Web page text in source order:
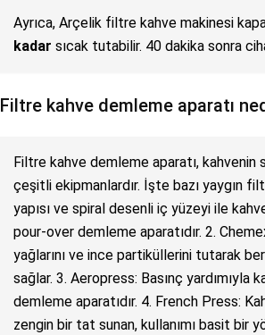
Ayrıca, Arçelik filtre kahve makinesi
kadar sıcak tutabilir. 40 dakika sonra
Filtre kahve demleme aparatı
Filtre kahve demleme aparatı,
çeşitli ekipmanlardır. İşte bazı yaygın
yapısı ve spiral desenli iç yüzeyi ile
pour-over demleme aparatıdır. 2.
yağlarını ve ince partiküllerini tutarak
sağlar. 3. Aeropress: Basınç yardımıyla
demleme aparatıdır. 4. French Press:
zengin bir tat sunan, kullanımı basit bir